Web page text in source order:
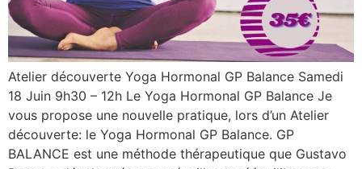
Atelier découverte Yoga Hormonal GP Balance Samedi
18 Juin 9h30 – 12h Le Yoga Hormonal GP Balance Je
vous propose une nouvelle pratique, lors d’un Atelier
découverte: le Yoga Hormonal GP Balance. GP
BALANCE est une méthode thérapeutique que Gustavo